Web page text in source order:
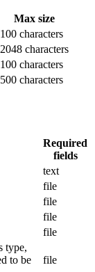
Max size
100 characters
2048 characters
100 characters
500 characters
Required
fields
text
file
file
file
file
type,
to be
file